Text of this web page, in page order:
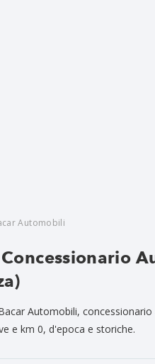
Automobili
Automobili,
e km 0, d'epoca e storiche.